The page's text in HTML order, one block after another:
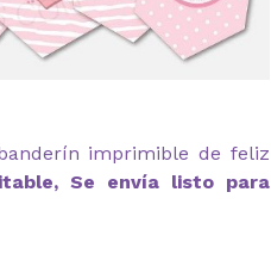
imprimible de feliz
Se envía listo para